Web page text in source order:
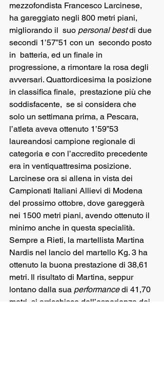
mezzofondista Francesco Larcinese,
ha gareggiato negli 800 metri piani,
migliorando il  suo personal best di due
secondi 1’57”51 con un  secondo posto
in  batteria, ed un finale in
progressione, a rimontare la rosa degli
avversari. Quattordicesima la posizione
in classifica finale,  prestazione più che
soddisfacente,  se si considera che
solo un settimana prima, a Pescara,
l’atleta aveva ottenuto 1’59”53
laureandosi campione regionale di
categoria e con l’accredito precedente
era in ventiquattresima posizione.
Larcinese ora si allena in vista dei
Campionati Italiani Allievi di Modena
del prossimo ottobre, dove gareggerà
nei 1500 metri piani, avendo ottenuto il
minimo anche in questa specialità.
Sempre a Rieti, la martellista Martina
Nardis nel lancio del martello Kg. 3 ha
ottenuto la buona prestazione di 38,61
metri. Il risultato di Martina, seppur
lontano dalla sua performance di 41,70
metri, si arricchisce dell’esperienza dei